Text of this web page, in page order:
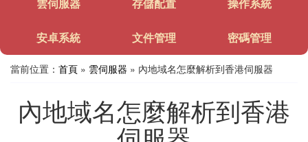
安卓系統 文件管理 密碼管理
當前位置： 首頁 » 雲伺服器 » 內地域名怎麼解析到香港伺服器
內地域名怎麼解析到香港